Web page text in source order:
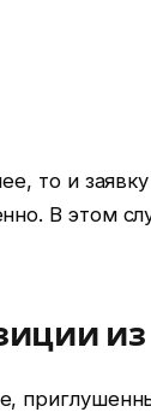
то и
В этом
из